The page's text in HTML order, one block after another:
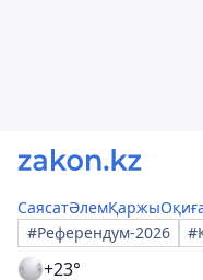
СаясатӘлемҚаржы
#Референдум-2026
+23°